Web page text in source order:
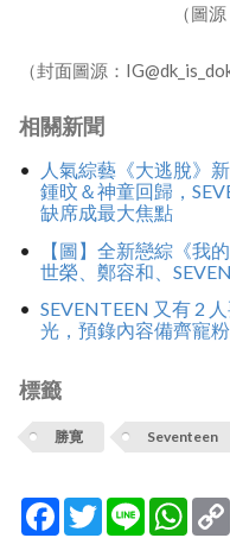
（圖
（封面圖源：
相關新聞
人氣綜藝《大逃脫》
鍾旼＆神童回歸，
缺席成最大焦點
【圖】全新戀綜《我
世榮、鄭容和、
SEVENTEEN 又有 2
光，預錄內容備齊寵
標籤
勝寛 Seventeen
Facebook
TwitterLine